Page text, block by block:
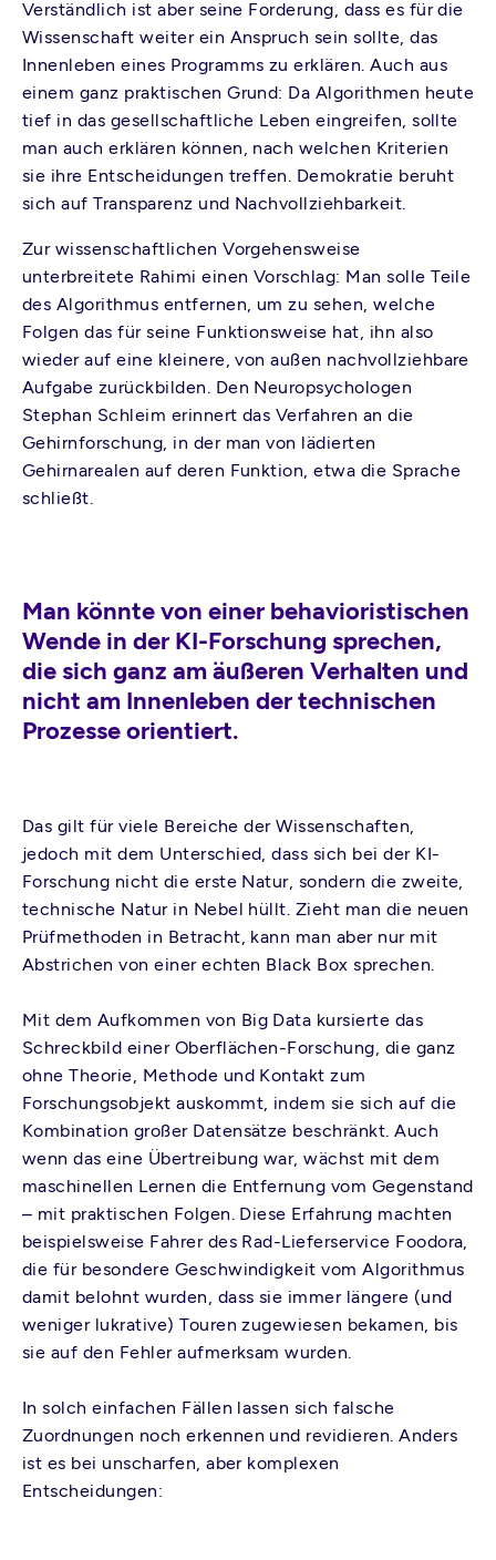
Verständlich ist aber seine Forderung, dass es für die
Wissenschaft weiter ein Anspruch sein sollte, das
Innenleben eines Programms zu erklären. Auch aus
einem ganz praktischen Grund: Da Algorithmen heute
tief in das gesellschaftliche Leben eingreifen, sollte
man auch erklären können, nach welchen Kriterien
sie ihre Entscheidungen treffen. Demokratie beruht
sich auf Transparenz und Nachvollziehbarkeit.
Zur wissenschaftlichen Vorgehensweise
unterbreitete Rahimi einen Vorschlag: Man solle Teile
des Algorithmus entfernen, um zu sehen, welche
Folgen das für seine Funktionsweise hat, ihn also
wieder auf eine kleinere, von außen nachvollziehbare
Aufgabe zurückbilden. Den Neuropsychologen
Stephan Schleim erinnert das Verfahren an die
Gehirnforschung, in der man von lädierten
Gehirnarealen auf deren Funktion, etwa die Sprache
schließt.
Man könnte von einer behavioristischen
Wende in der KI-Forschung sprechen,
die sich ganz am äußeren Verhalten und
nicht am Innenleben der technischen
Prozesse orientiert.
Das gilt für viele Bereiche der Wissenschaften,
jedoch mit dem Unterschied, dass sich bei der KI-
Forschung nicht die erste Natur, sondern die zweite,
technische Natur in Nebel hüllt. Zieht man die neuen
Prüfmethoden in Betracht, kann man aber nur mit
Abstrichen von einer echten Black Box sprechen.
Mit dem Aufkommen von Big Data kursierte das
Schreckbild einer Oberflächen-Forschung, die ganz
ohne Theorie, Methode und Kontakt zum
Forschungsobjekt auskommt, indem sie sich auf die
Kombination großer Datensätze beschränkt. Auch
wenn das eine Übertreibung war, wächst mit dem
maschinellen Lernen die Entfernung vom Gegenstand
– mit praktischen Folgen. Diese Erfahrung machten
beispielsweise Fahrer des Rad-Lieferservice Foodora,
die für besondere Geschwindigkeit vom Algorithmus
damit belohnt wurden, dass sie immer längere (und
weniger lukrative) Touren zugewiesen bekamen, bis
sie auf den Fehler aufmerksam wurden.
In solch einfachen Fällen lassen sich falsche
Zuordnungen noch erkennen und revidieren. Anders
ist es bei unscharfen, aber komplexen
Entscheidungen: